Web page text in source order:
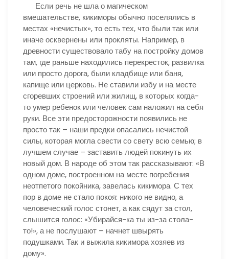
Если речь не шла о магическом
вмешательстве, кикиморы обычно поселялись в
местах «нечистых», то есть тех, что были так или
иначе осквернены или прокляты. Например, в
древности существовало табу на постройку домов
там, где раньше находились перекресток, развилка
или просто дорога, были кладбище или баня,
капище или церковь. Не ставили избу и на месте
сгоревших строений или жилищ, в которых когда-
то умер ребенок или человек сам наложил на себя
руки. Все эти предосторожности появились не
просто так – наши предки опасались нечистой
силы, которая могла свести со свету всю семью; в
лучшем случае – заставить людей покинуть их
новый дом. В народе об этом так рассказывают: «В
одном доме, построенном на месте погребения
неотпетого покойника, завелась кикимора. С тех
пор в доме не стало покоя: никого не видно, а
человеческий голос стонет, а как сядут за стол,
слышится голос: «Убирайся-ка ты из-за стола-
то!», а не послушают – начнет швырять
подушками. Так и выжила кикимора хозяев из
дому».